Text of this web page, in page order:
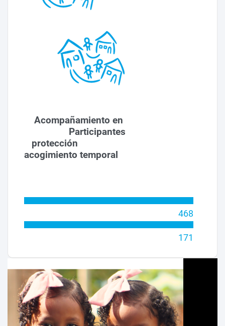
Acompañamiento en
Participantes
protección
acogimiento temporal
468
171